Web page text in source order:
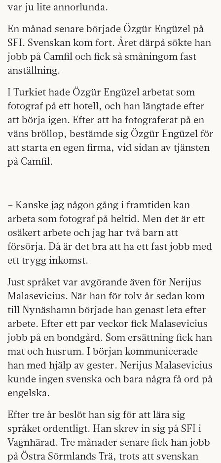
var ju lite annorlunda.
En månad senare började Özgür Engüzel på
SFI. Svenskan kom fort. Året därpå sökte han
jobb på Camfil och fick så småningom fast
anställning.
I Turkiet hade Özgür Engüzel arbetat som
fotograf på ett hotell, och han längtade efter
att börja igen. Efter att ha fotograferat på en
väns bröllop, bestämde sig Özgür Engüzel för
att starta en egen firma, vid sidan av tjänsten
på Camfil.
– Kanske jag någon gång i framtiden kan
arbeta som fotograf på heltid. Men det är ett
osäkert arbete och jag har två barn att
försörja. Då är det bra att ha ett fast jobb med
ett trygg inkomst.
Just språket var avgörande även för Nerijus
Malasevicius. När han för tolv år sedan kom
till Nynäshamn började han genast leta efter
arbete. Efter ett par veckor fick Malasevicius
jobb på en bondgård. Som ersättning fick han
mat och husrum. I början kommunicerade
han med hjälp av gester. Nerijus Malasevicius
kunde ingen svenska och bara några få ord på
engelska.
Efter tre år beslöt han sig för att lära sig
språket ordentligt. Han skrev in sig på SFI i
Vagnhärad. Tre månader senare fick han jobb
på Östra Sörmlands Trä, trots att svenskan